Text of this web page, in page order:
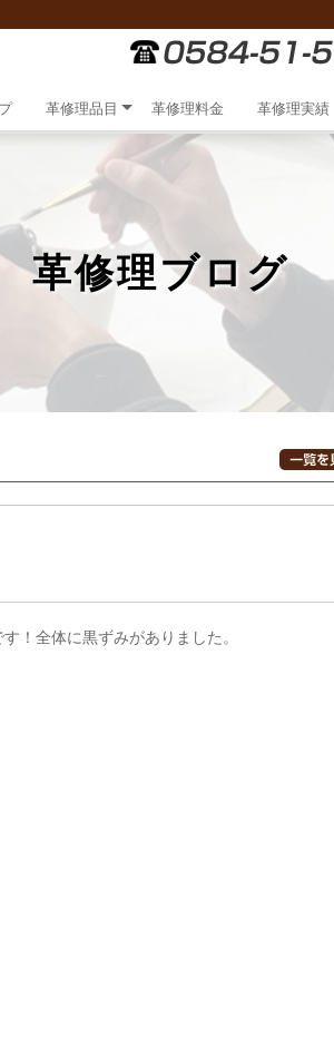
革修理品目 革修理料金 革修理実績
革修理ブログ
！全体に黒ずみがありました。